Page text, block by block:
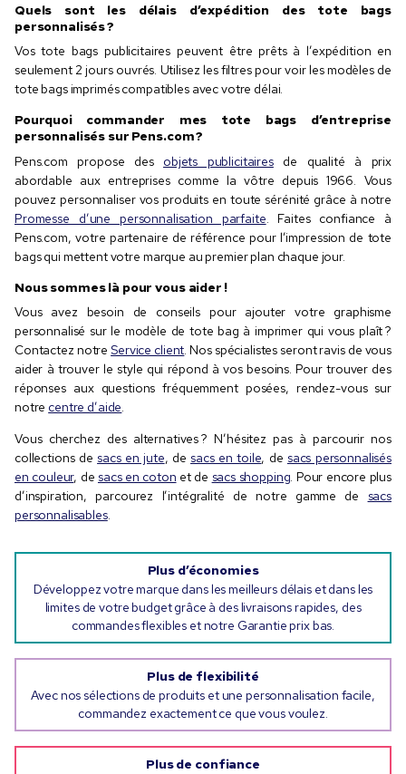
Quels sont les délais d’expédition des tote bags
personnalisés ?
Vos tote bags publicitaires peuvent être prêts à l’expédition en
seulement 2 jours ouvrés. Utilisez les filtres pour voir les modèles de
tote bags imprimés compatibles avec votre délai.
Pourquoi commander mes tote bags d’entreprise
personnalisés sur Pens.com ?
Pens.com propose des objets publicitairesde qualité à prix
abordable aux entreprises comme la vôtre depuis 1966. Vous
pouvez personnaliser vos produits en toute sérénité grâce à notre
Promesse d’une personnalisation parfaite. Faites confiance à
Pens.com, votre partenaire de référence pour l’impression de tote
bags qui mettent votre marque au premier plan chaque jour.
Nous sommes là pour vous aider !
Vous avez besoin de conseils pour ajouter votre graphisme
personnalisé sur le modèle de tote bag à imprimer qui vous plaît ?
Contactez notreService client. Nos spécialistes seront ravis de vous
aider à trouver le style qui répond à vos besoins. Pour trouver des
réponses aux questions fréquemment posées, rendez-vous sur
notre centre d’aide.
Vous cherchez des alternatives ? N’hésitez pas à parcourir nos
collections de sacs en jute, de sacs en toile, de sacs personnalisés
en couleur, de sacs en coton et de sacs shopping. Pour encore plus
d’inspiration, parcourez l’intégralité de notre gamme de sacs
personnalisables.
Plus d’économies
Développez votre marque dans les meilleurs délais et dans les
limites de votre budget grâce à des livraisons rapides, des
commandes flexibles et notre Garantie prix bas.
Plus de flexibilité
Avec nos sélections de produits et une personnalisation facile,
commandez exactement ce que vous voulez.
Plus de confiance